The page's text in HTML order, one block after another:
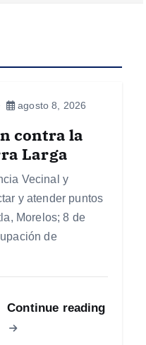
agosto 8, 2026
contra la
Larga
Vecinal y
y atender puntos
Morelos; 8 de
de
Continue reading